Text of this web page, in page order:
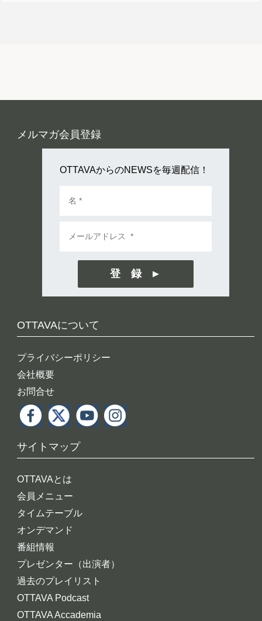
OTTAVAについて
プライバシーポリシー
会社概要
お問合せ
サイトマップ
OTTAVAとは
会員メニュー
タイムテーブル
オンデマンド
番組情報
プレゼンター（出演者）
過去のプレイリスト
OTTAVA Podcast
OTTAVA Accademia
メルマガ会員登録
OTTAVAからのNEWSを毎週配信！
登 録